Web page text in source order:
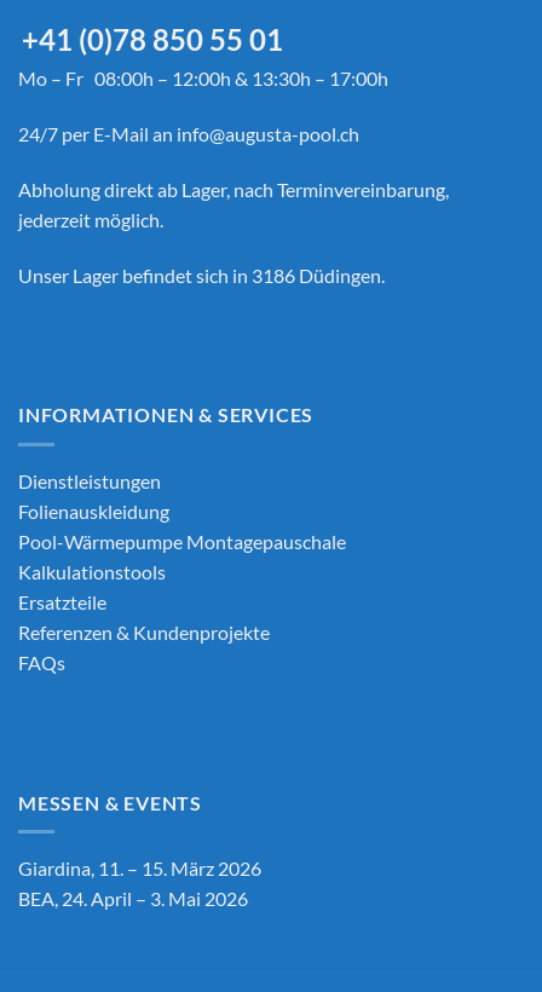
+41 (0)78 850 55 01
Mo – Fr 08:00h – 12:00h & 13:30h – 17:00h
24/7 per E-Mail an info@augusta-pool.ch
Abholung direkt ab Lager, nach Terminvereinbarung,
jederzeit möglich.
Unser Lager befindet sich in 3186 Düdingen.
INFORMATIONEN & SERVICES
Dienstleistungen
Folienauskleidung
Pool-Wärmepumpe Montagepauschale
Kalkulationstools
Ersatzteile
Referenzen & Kundenprojekte
FAQs
MESSEN & EVENTS
Giardina, 11. – 15. März 2026
BEA, 24. April – 3. Mai 2026